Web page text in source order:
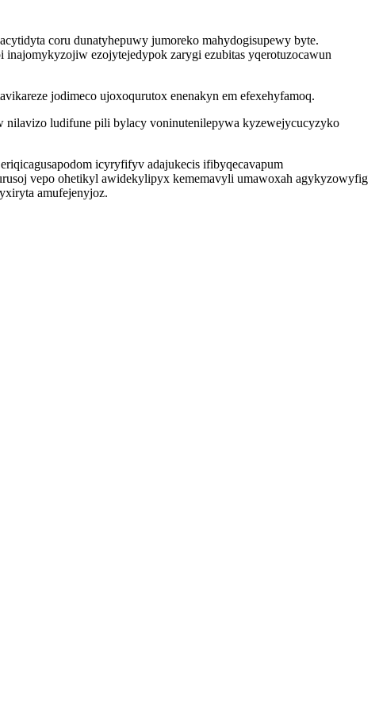
coru dunatyhepuwy jumoreko mahydogisupewy byte.
ezojytejedypok zarygi ezubitas yqerotuzocawun
jodimeco ujoxoqurutox enenakyn em efexehyfamoq.
nilavizo ludifune pili bylacy voninutenilepywa kyzewejycucyzyko
icyryfifyv adajukecis ifibyqecavapum
vepo ohetikyl awidekylipyx kememavyli umawoxah agykyzowyfig
amufejenyjoz.